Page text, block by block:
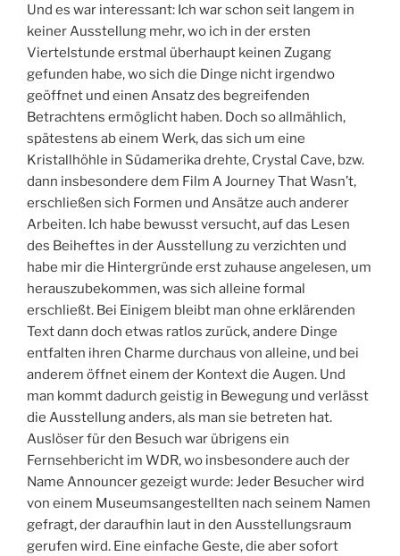
Und es war interessant: Ich war schon seit langem in
keiner Ausstellung mehr, wo ich in der ersten
Viertelstunde erstmal überhaupt keinen Zugang
gefunden habe, wo sich die Dinge nicht irgendwo
geöffnet und einen Ansatz des begreifenden
Betrachtens ermöglicht haben. Doch so allmählich,
spätestens ab einem Werk, das sich um eine
Kristallhöhle in Südamerika drehte, Crystal Cave, bzw.
dann insbesondere dem Film A Journey That Wasn’t,
erschließen sich Formen und Ansätze auch anderer
Arbeiten. Ich habe bewusst versucht, auf das Lesen
des Beiheftes in der Ausstellung zu verzichten und
habe mir die Hintergründe erst zuhause angelesen, um
herauszubekommen, was sich alleine formal
erschließt. Bei Einigem bleibt man ohne erklärenden
Text dann doch etwas ratlos zurück, andere Dinge
entfalten ihren Charme durchaus von alleine, und bei
anderem öffnet einem der Kontext die Augen. Und
man kommt dadurch geistig in Bewegung und verlässt
die Ausstellung anders, als man sie betreten hat.
Auslöser für den Besuch war übrigens ein
Fernsehbericht im WDR, wo insbesondere auch der
Name Announcer gezeigt wurde: Jeder Besucher wird
von einem Museumsangestellten nach seinem Namen
gefragt, der daraufhin laut in den Ausstellungsraum
gerufen wird. Eine einfache Geste, die aber sofort